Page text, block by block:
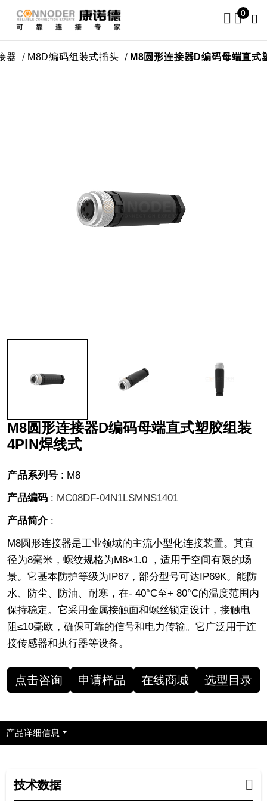
0
M8D编码组装式插头 M8圆形连接器D编码母端直式塑胶
M8圆形连接器D编码母端直式塑胶组装
4PIN焊线式
产品系列号 : M8
产品编码 : MC08DF-04N1LSMNS1401
产品简介:
M8圆形连接器是工业领域的主流小型化连接装置。其直
径为8毫米，螺纹规格为M8×1.0 ，适用于空间有限的场
景。它基本防护等级为IP67，部分型号可达IP69K。能防
水、防尘、防油、耐寒，在- 40°C至+ 80°C的温度范围内
保持稳定。它采用金属接触面和螺丝锁定设计，接触电
阻≤10毫欧，确保可靠的信号和电力传输。它广泛用于连
接传感器和执行器等设备。
点击咨询 申请样品 在线商城 选型目录
产品详细信息
技术数据